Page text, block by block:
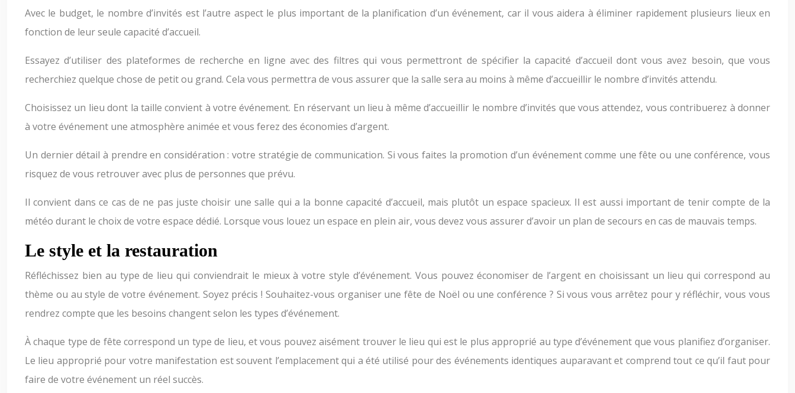
Avec le budget, le nombre d’invités est l’autre aspect le plus important de la planification d’un événement, car il vous aidera à éliminer rapidement plusieurs lieux en
fonction de leur seule capacité d’accueil.
Essayez d’utiliser des plateformes de recherche en ligne avec des filtres qui vous permettront de spécifier la capacité d’accueil dont vous avez besoin, que vous
recherchiez quelque chose de petit ou grand. Cela vous permettra de vous assurer que la salle sera au moins à même d’accueillir le nombre d’invités attendu.
Choisissez un lieu dont la taille convient à votre événement. En réservant un lieu à même d’accueillir le nombre d’invités que vous attendez, vous contribuerez à donner
à votre événement une atmosphère animée et vous ferez des économies d’argent.
Un dernier détail à prendre en considération : votre stratégie de communication. Si vous faites la promotion d’un événement comme une fête ou une conférence, vous
risquez de vous retrouver avec plus de personnes que prévu.
Il convient dans ce cas de ne pas juste choisir une salle qui a la bonne capacité d’accueil, mais plutôt un espace spacieux. Il est aussi important de tenir compte de la
météo durant le choix de votre espace dédié. Lorsque vous louez un espace en plein air, vous devez vous assurer d’avoir un plan de secours en cas de mauvais temps.
Le style et la restauration
Réfléchissez bien au type de lieu qui conviendrait le mieux à votre style d’événement. Vous pouvez économiser de l’argent en choisissant un lieu qui correspond au
thème ou au style de votre événement. Soyez précis ! Souhaitez-vous organiser une fête de Noël ou une conférence ? Si vous vous arrêtez pour y réfléchir, vous vous
rendrez compte que les besoins changent selon les types d’événement.
À chaque type de fête correspond un type de lieu, et vous pouvez aisément trouver le lieu qui est le plus approprié au type d’événement que vous planifiez d’organiser.
Le lieu approprié pour votre manifestation est souvent l’emplacement qui a été utilisé pour des événements identiques auparavant et comprend tout ce qu’il faut pour
faire de votre événement un réel succès.